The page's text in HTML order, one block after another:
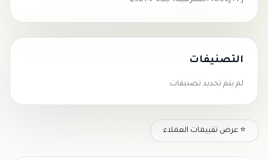
التصنيفات
لم يتم تحديد تصنيفات.
⭐ عرض تقييمات العملاء